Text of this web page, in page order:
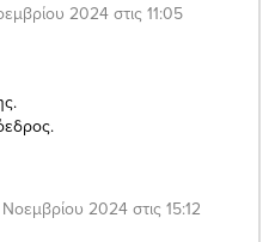
2024 στις 11:05
2024 στις 15:12